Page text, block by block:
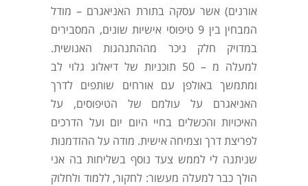
אורנים) אשר עסקה בתורת האניאגרם – מודל
המבחין בין 9 טיפוסי אישיות שונים, המסבירים
במדויק חלק ניכר מההתנהגות האנושית.
למעלה מ – 50 תוכניות של דיאלוג גלוי לב
ומתמשך באולפן עם אורחים שותפים לדרך
האניאגרם על עולמם של הטיפוסים, על
האיכויות והכשלים בחיי היום יום ועל הדרכים
לפריצת דרך וצמיחה אישית. מודה על ההזדמנות
שניתנה לי לממש צעד נוסף בשליחות בה אני
הולך כבר למעלה מעשור: לחקור, ללמוד ולחלוק